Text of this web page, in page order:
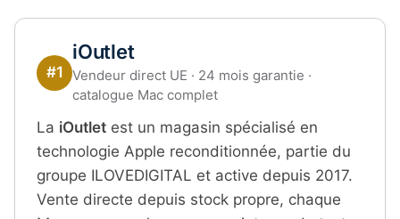
#1
iOutlet
Vendeur direct UE · 24 mois garantie ·
catalogue Mac complet
La iOutlet est un magasin spécialisé en
technologie Apple reconditionnée, partie du
groupe ILOVEDIGITAL et active depuis 2017.
Vente directe depuis stock propre, chaque